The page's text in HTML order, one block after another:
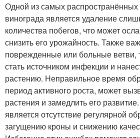
Одной из самых
винограда является удаление
количества побегов, что может
снизить его урожайность. Также
поврежденные или больные ветви,
стать источником инфекции и
растению. Неправильное время
период активного роста, может
растения и замедлить его
является отсутствие регулярной
загущению кроны и снижению